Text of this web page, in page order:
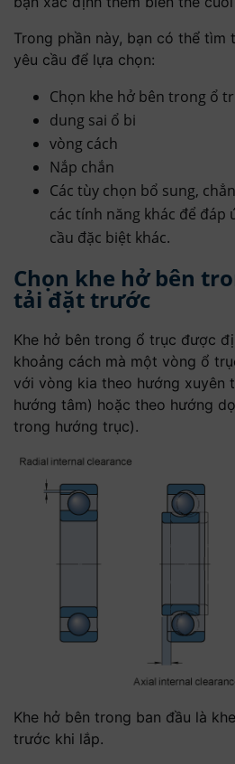
Trong phần này, bạn có thể tìm
yêu cầu để lựa chọn:
Chọn khe hở bên trong ổ
dung sai ổ bi
vòng cách
Nắp chắn
Các tùy chọn bổ sung,
các tính năng khác để đáp
cầu đặc biệt khác.
Chọn khe hở bên
tải đặt trước
Khe hở bên trong ổ trục được
khoảng cách mà một vòng ổ
với vòng kia theo hướng xuyên
hướng tâm) hoặc theo hướng
trong hướng trục).
Khe hở bên trong ban đầu là
trước khi lắp.